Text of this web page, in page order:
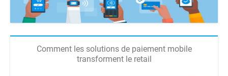
Comment les solutions de paiement mobile
transforment le retail